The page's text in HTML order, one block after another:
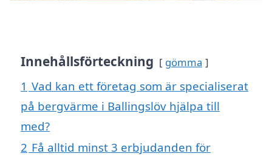
Innehållsförteckning gömma
1 Vad kan ett företag som är specialiserat
på bergvärme i Ballingslöv hjälpa till
med?
2 Få alltid minst 3 erbjudanden för